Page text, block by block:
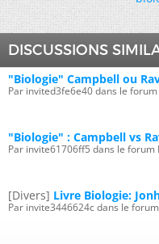
DISCUSSIONS
"Biologie" Campbell ou
Par invited3fe6e40 dans le
"Biologie" : Campbell vs
Par invite61706ff5 dans le forum
[Divers] Livre Biologie:
Par invite3446624c dans le